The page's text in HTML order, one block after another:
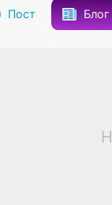
Пост Блог